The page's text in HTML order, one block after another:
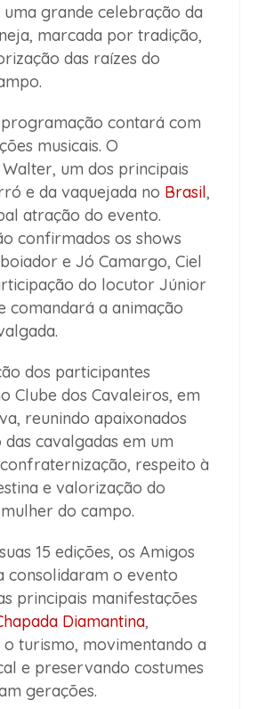
grande celebração da
marcada por tradição,
das raízes do
contará com
musicais. O
um dos principais
e da vaquejada no Brasil,
atração do evento.
confirmados os shows
e Jó Camargo, Ciel
do locutor Júnior
comandará a animação
dos participantes
Clube dos Cavaleiros, em
reunindo apaixonados
cavalgadas em um
respeito à
e valorização do
do campo.
15 edições, os Amigos
consolidaram o evento
principais manifestações
Diamantina,
turismo, movimentando a
e preservando costumes
gerações.